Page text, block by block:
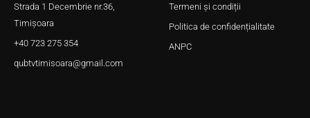
Strada 1 Decembrie nr.36,
Timișoara
+40 723 275 354
qubtvtimisoara@gmail.com
Termeni și condiții
Politica de confidențialitate
ANPC